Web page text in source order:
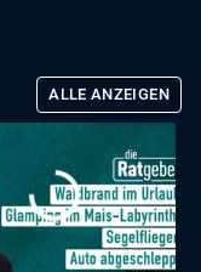
ALLE ANZEIGEN